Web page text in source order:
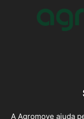
A Agromove ajuda